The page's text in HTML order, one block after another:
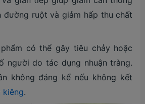
đường ruột và giảm hấp thu chất
có thể gây tiêu chảy hoặc
người do tác dụng nhuận tràng.
không đáng kể nếu không kết
kiêng.